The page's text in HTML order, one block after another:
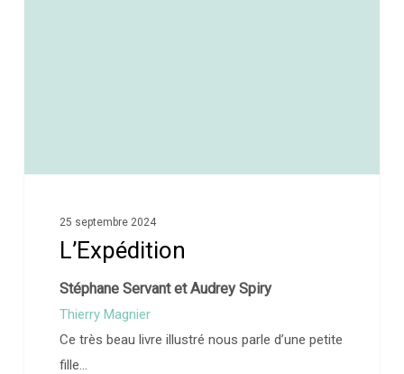
25 septembre 2024
L’Expédition
Stéphane Servant et Audrey Spiry
Thierry Magnier
Ce très beau livre illustré nous parle d’une petite
fille…